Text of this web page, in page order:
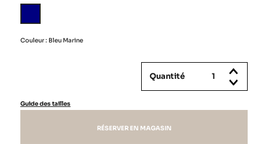
Marine
Couleur : Bleu Marine
Quantité
Guide des tailles
RÉSERVER EN MAGASIN